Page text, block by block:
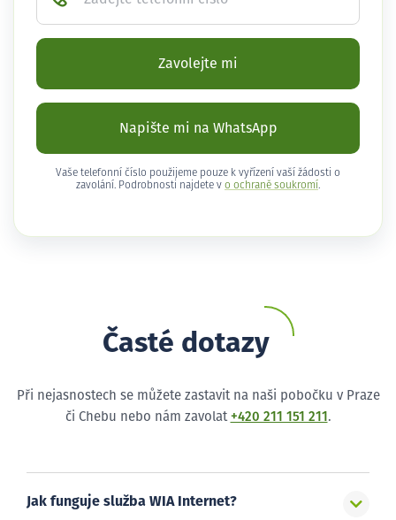
Zavolejte mi
Napište mi na WhatsApp
Vaše telefonní číslo použijeme pouze k vyřízení vaší žádosti o
zavolání. Podrobnosti najdete v o ochraně soukromí .
Časté dotazy
Při nejasnostech se můžete zastavit na naši pobočku v Praze
či Chebu nebo nám zavolat +420 211 151 211 .
Jak funguje služba WIA Internet?